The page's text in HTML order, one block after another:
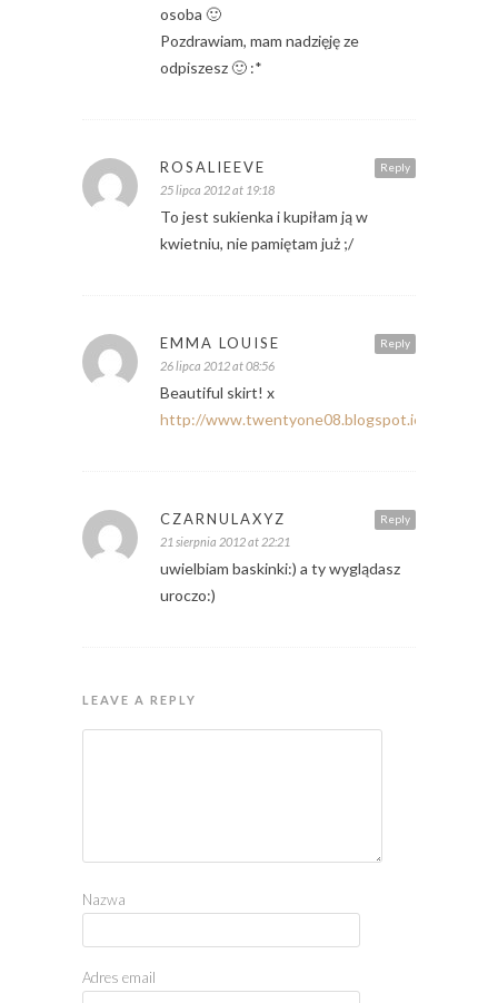
osoba 🙂
Pozdrawiam, mam nadzięję ze
odpiszesz 🙂 :*
Reply
ROSALIEEVE
25 lipca 2012 at 19:18
To jest sukienka i kupiłam ją w
kwietniu, nie pamiętam już ;/
Reply
EMMA LOUISE
26 lipca 2012 at 08:56
Beautiful skirt! x
http://www.twentyone08.blogspot.ie
Reply
CZARNULAXYZ
21 sierpnia 2012 at 22:21
uwielbiam baskinki:) a ty wyglądasz
uroczo:)
LEAVE A REPLY
Nazwa
Adres email